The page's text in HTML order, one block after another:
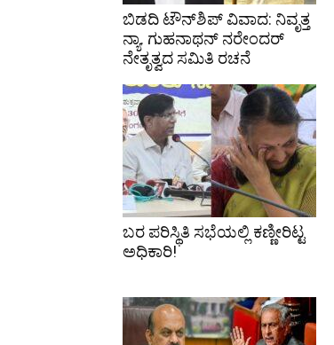
ಬಿಡದಿ ಟೌನ್‌ಶಿಪ್ ವಿವಾದ: ನಿವೃತ್ತ
ನ್ಯಾ. ಗುಹನಾಥನ್ ನರೇಂದರ್
ನೇತೃತ್ವದ ಸಮಿತಿ ರಚನೆ
ಬರ ಪರಿಸ್ಥಿತಿ ಸಭೆಯಲ್ಲಿ ಕಣ್ಣೀರಿಟ್ಟ
ಅಧಿಕಾರಿ!